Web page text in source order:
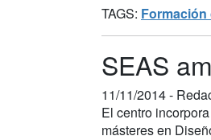
TAGS:
SEAS
11/11/2014 -
El centro
másteres en